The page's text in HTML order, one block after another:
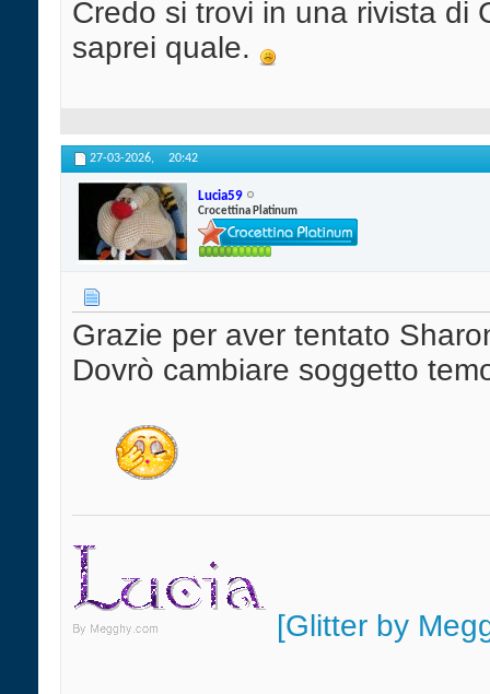
Credo si trovi in una rivista di
saprei quale.
27-03-2026, 20:42
Lucia59
Crocettina Platinum
Grazie per aver tentato
Dovrò cambiare soggetto
[Glitter by